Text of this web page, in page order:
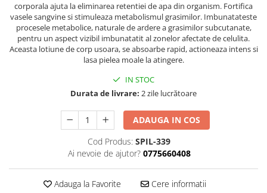
corporala ajuta la eliminarea retentiei de apa din organism. Fortifica
vasele sangvine si stimuleaza metabolismul grasimilor. Imbunatateste
procesele metabolice, naturale de ardere a grasimilor subcutanate,
pentru un aspect vizibil imbunatatit al zonelor afectate de celulita.
Aceasta lotiune de corp usoara, se absoarbe rapid, actioneaza intens si
lasa pielea moale la atingere.
IN STOC
Durata de livrare: 2 zile lucrătoare
ADAUGA IN COS
Cod Produs: SPIL-339
Ai nevoie de ajutor? 0775660408
Adauga la Favorite Cere informatii